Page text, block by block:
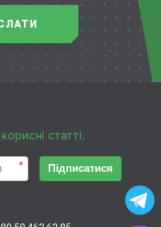
статті.
* Підписатися